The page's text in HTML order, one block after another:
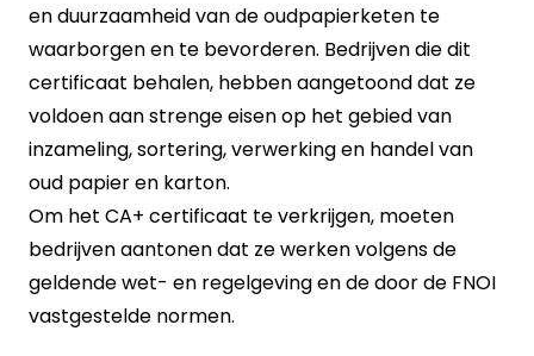
en duurzaamheid van de oudpapierketen te
waarborgen en te bevorderen. Bedrijven die dit
certificaat behalen, hebben aangetoond dat ze
voldoen aan strenge eisen op het gebied van
inzameling, sortering, verwerking en handel van
oud papier en karton.
Om het CA+ certificaat te verkrijgen, moeten
bedrijven aantonen dat ze werken volgens de
geldende wet- en regelgeving en de door de FNOI
vastgestelde normen.